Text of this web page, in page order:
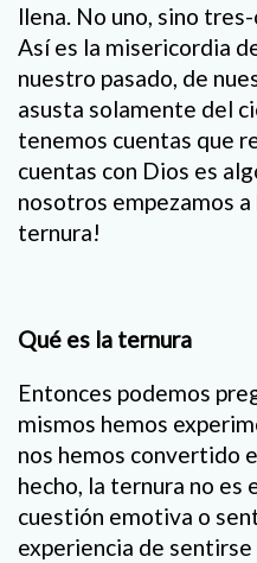
llena. No uno, sino
Así es la misericordia
nuestro pasado, de
asusta solamente del
tenemos cuentas que
cuentas con Dios es
nosotros empezamos a
ternura!
Qué es la ternura
Entonces podemos
mismos hemos
nos hemos convertido
hecho, la ternura no es
cuestión emotiva o
experiencia de